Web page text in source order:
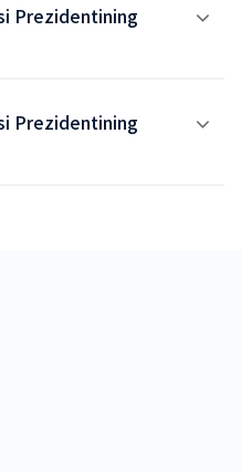
Prezidentining
Prezidentining